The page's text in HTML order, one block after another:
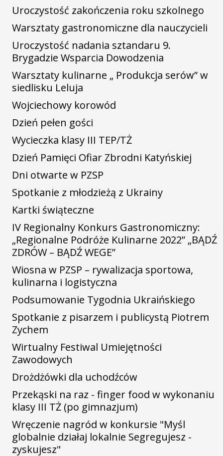
Uroczystość zakończenia roku szkolnego
Warsztaty gastronomiczne dla nauczycieli
Uroczystość nadania sztandaru 9.
Brygadzie Wsparcia Dowodzenia
Warsztaty kulinarne „ Produkcja serów” w
siedlisku Leluja
Wojciechowy korowód
Dzień pełen gości
Wycieczka klasy III TEP/TŻ
Dzień Pamięci Ofiar Zbrodni Katyńskiej
Dni otwarte w PZSP
Spotkanie z młodzieżą z Ukrainy
Kartki świąteczne
IV Regionalny Konkurs Gastronomiczny:
„Regionalne Podróże Kulinarne 2022” „BĄDŹ
ZDRÓW – BĄDŹ WEGE”
Wiosna w PZSP – rywalizacja sportowa,
kulinarna i logistyczna
Podsumowanie Tygodnia Ukraińskiego
Spotkanie z pisarzem i publicystą Piotrem
Zychem
Wirtualny Festiwal Umiejętności
Zawodowych
Drożdżówki dla uchodźców
Przekąski na raz - finger food w wykonaniu
klasy III TŻ (po gimnazjum)
Wręczenie nagród w konkursie "Myśl
globalnie działaj lokalnie Segregujesz -
zyskujesz"